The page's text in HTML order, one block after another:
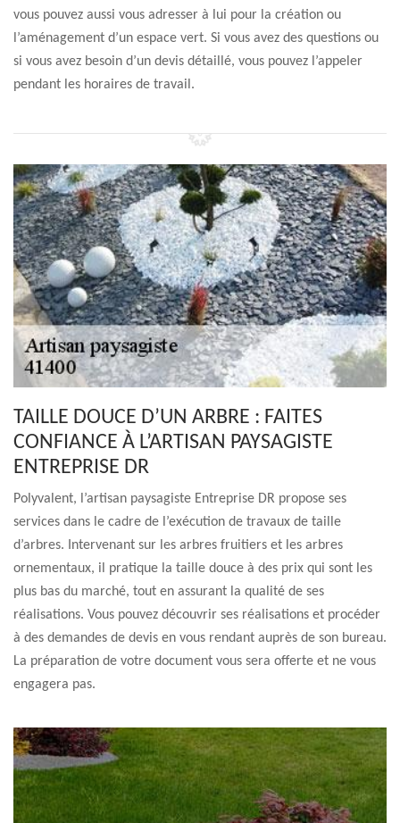
vous pouvez aussi vous adresser à lui pour la création ou
l’aménagement d’un espace vert. Si vous avez des questions ou
si vous avez besoin d’un devis détaillé, vous pouvez l’appeler
pendant les horaires de travail.
TAILLE DOUCE D’UN ARBRE : FAITES
CONFIANCE À L’ARTISAN PAYSAGISTE
ENTREPRISE DR
Polyvalent, l’artisan paysagiste Entreprise DR propose ses
services dans le cadre de l’exécution de travaux de taille
d’arbres. Intervenant sur les arbres fruitiers et les arbres
ornementaux, il pratique la taille douce à des prix qui sont les
plus bas du marché, tout en assurant la qualité de ses
réalisations. Vous pouvez découvrir ses réalisations et procéder
à des demandes de devis en vous rendant auprès de son bureau.
La préparation de votre document vous sera offerte et ne vous
engagera pas.